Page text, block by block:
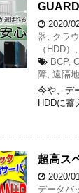
2020/
器, クラ
（HDD） ,
BCP,
障, 遠隔地
今や、デ
HDDに
超高ス
2020/
データバ